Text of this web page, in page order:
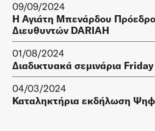
09/09/2024
Η Αγιάτη Μπενάρδου
Διευθυντών DARIAH
01/08/2024
Διαδικτυακά σεμινάρια
04/03/2024
Καταληκτήρια εκδήλωση